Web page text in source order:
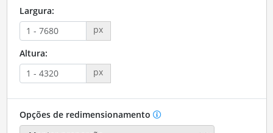
Largura:
px
Altura:
px
Opções de redimensionamento